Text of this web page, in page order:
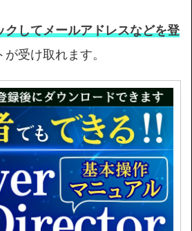
クしてメールアドレスなどを登
受け取れます。